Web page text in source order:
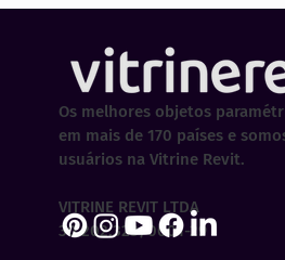
Os melhores objetos
em mais de 170 países e
usuários na Vitrine Revit.
VITRINE REVIT LTDA
30.202.323/0001-29